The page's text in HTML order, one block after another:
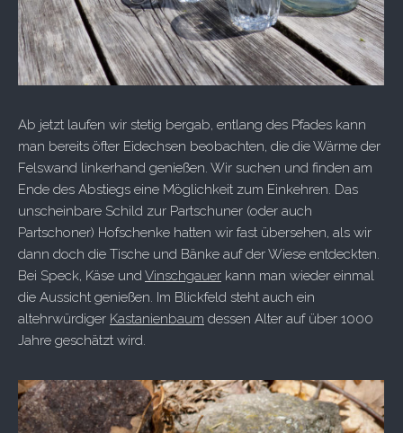
Ab jetzt laufen wir stetig bergab, entlang des Pfades kann
man bereits öfter Eidechsen beobachten, die die Wärme der
Felswand linkerhand genießen. Wir suchen und finden am
Ende des Abstiegs eine Möglichkeit zum Einkehren. Das
unscheinbare Schild zur Partschuner (oder auch
Partschoner) Hofschenke hatten wir fast übersehen, als wir
dann doch die Tische und Bänke auf der Wiese entdeckten.
Bei Speck, Käse und Vinschgauer kann man wieder einmal
die Aussicht genießen. Im Blickfeld steht auch ein
altehrwürdiger Kastanienbaum dessen Alter auf über 1000
Jahre geschätzt wird.